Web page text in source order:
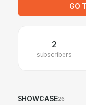
GO
2
subscribers
SHOWCASE26